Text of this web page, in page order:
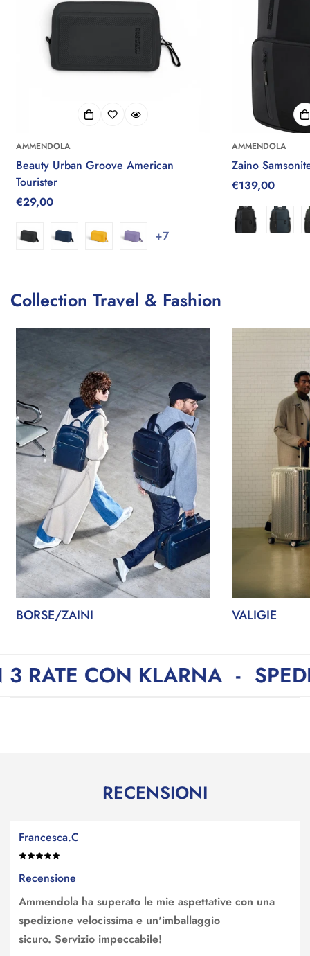
AMMENDOLA
Beauty Urban Groove American
Tourister
Prezzo
€29,00
+7
AMMENDOLA
Zaino
Prezzo
€139,00
Collection Travel & Fashion
BORSE/ZAINI VALIGIE
KLARNA SPEDIZIONE
RECENSIONI
Francesca.C
Recensione
Ammendola ha superato le mie aspettative con una
spedizione velocissima e un'imballaggio
sicuro. Servizio impeccabile!